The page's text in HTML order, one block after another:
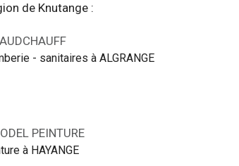
de Knutange :
- sanitaires à ALGRANGE
PEINTURE
à HAYANGE